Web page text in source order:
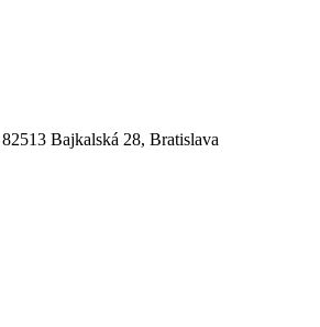
Bajkalská 28, Bratislava